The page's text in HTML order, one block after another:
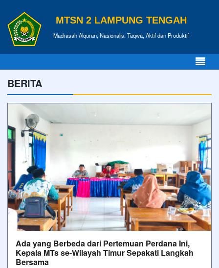
MTSN 2 LAMPUNG TENGAH
Madrasah Alquran, Nasionalis, Taqwa, Aktif dan Produktif
BERITA
Ada yang Berbeda dari Pertemuan Perdana Ini,
Kepala MTs se-Wilayah Timur Sepakati Langkah
Bersama